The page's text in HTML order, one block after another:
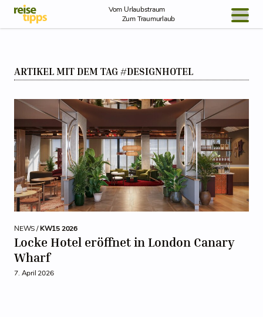
Skip to Content
Vom Urlaubstraum
Zum Traumurlaub
NEWS
ARTIKEL MIT DEM TAG #DESIGNHOTEL
NEWS /KW15 2026
Locke Hotel eröffnet in London Canary
Wharf
7. April 2026